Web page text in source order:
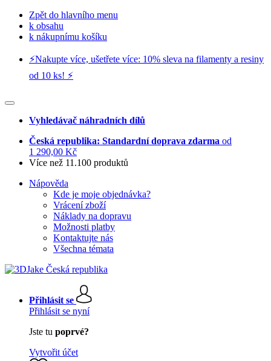
Zpět do hlavního menu
k obsahu
k nákupnímu košíku
⚡️Nakupte více, ušetřete více: 10% sleva na filamenty a resiny
od 10 ks! ⚡️
Vyhledávač náhradních dílů
Česká republika: Standardní doprava zdarma od
1 290,00 Kč
Více než 11.100 produktů
Nápověda
Kde je moje objednávka?
Vrácení zboží
Náklady na dopravu
Možnosti platby
Kontaktujte nás
Všechna témata
Přihlásit se
Přihlásit se nyní
Jste tu poprvé?
Vytvořit účet